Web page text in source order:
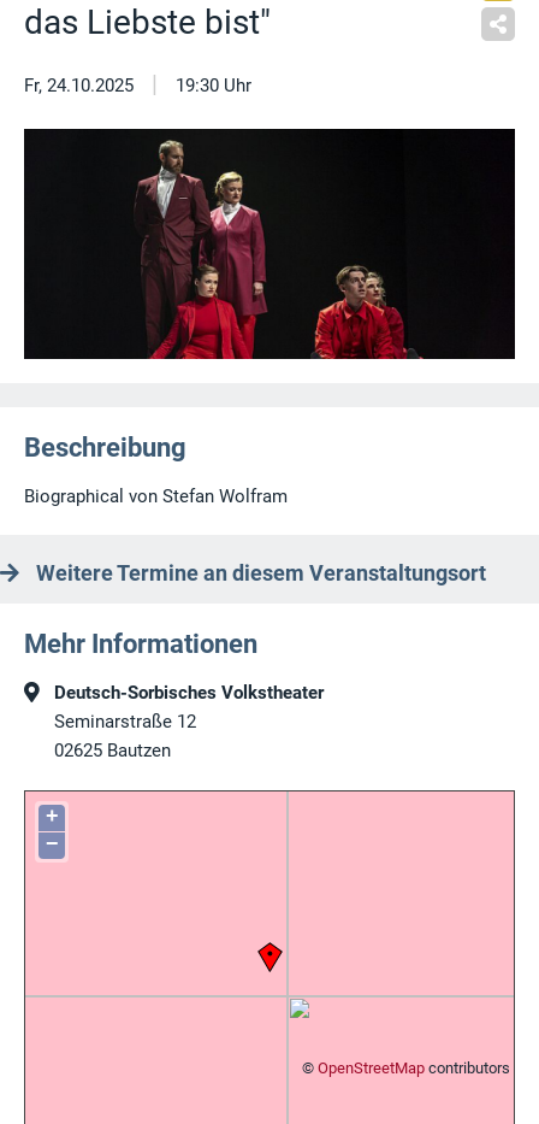
das Liebste bist"
Fr, 24.10.2025 | 19:30 Uhr
Beschreibung
Biographical von Stefan Wolfram
Weitere Termine an diesem Veranstaltungsort
Mehr Informationen
Deutsch-Sorbisches Volkstheater
Seminarstraße 12
02625 Bautzen
+
−
© OpenStreetMap contributors